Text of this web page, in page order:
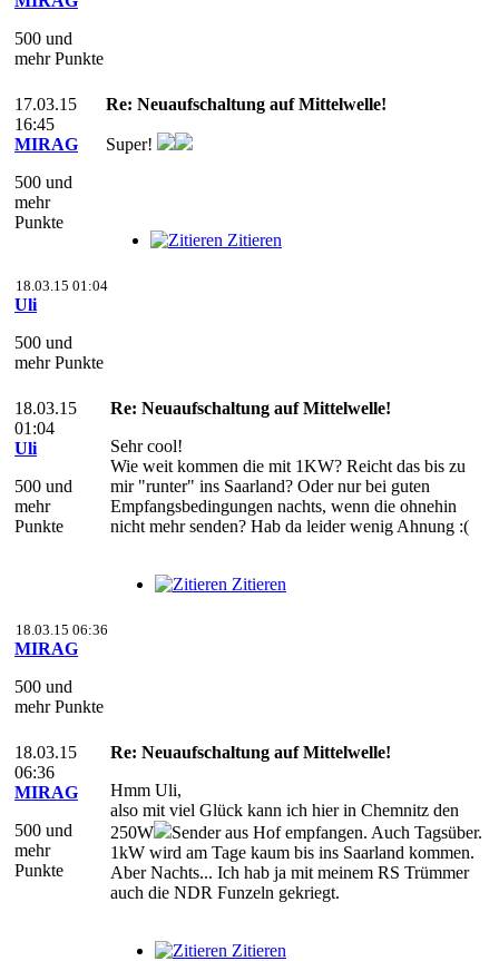
500 und
mehr Punkte
17.03.15
16:45
MIRAG
500 und
mehr
Punkte
Re: Neuaufschaltung auf Mittelwelle!
Super!
Zitieren
18.03.15 01:04
Uli
500 und
mehr Punkte
18.03.15
01:04
Uli
500 und
mehr
Punkte
Re: Neuaufschaltung auf Mittelwelle!
Sehr cool!
Wie weit kommen die mit 1KW? Reicht das bis zu
mir "runter" ins Saarland? Oder nur bei guten
Empfangsbedingungen nachts, wenn die ohnehin
nicht mehr senden? Hab da leider wenig Ahnung :(
Zitieren
18.03.15 06:36
MIRAG
500 und
mehr Punkte
18.03.15
06:36
MIRAG
500 und
mehr
Punkte
Re: Neuaufschaltung auf Mittelwelle!
Hmm Uli,
also mit viel Glück kann ich hier in Chemnitz den
250W
Sender aus Hof empfangen. Auch Tagsüber.
1kW wird am Tage kaum bis ins Saarland kommen.
Aber Nachts... Ich hab ja mit meinem RS Trümmer
auch die NDR Funzeln gekriegt.
Zitieren